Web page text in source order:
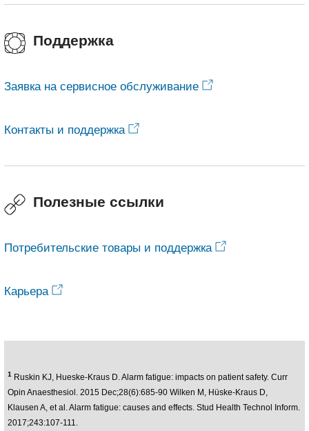
Поддержка
Заявка на сервисное обслуживание
Контакты и поддержка
Полезные ссылки
Потребительские товары и поддержка
Карьера
1 Ruskin KJ, Hueske-Kraus D. Alarm fatigue: impacts on patient safety. Curr
Opin Anaesthesiol. 2015 Dec;28(6):685-90 Wilken M, Hüske-Kraus D,
Klausen A, et al. Alarm fatigue: causes and effects. Stud Health Technol Inform.
2017;243:107-111.